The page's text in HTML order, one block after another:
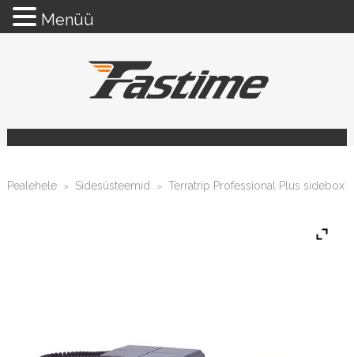
Pealehele > Sidesüsteemid > Terratrip Professional Plus sidebox
Menüü